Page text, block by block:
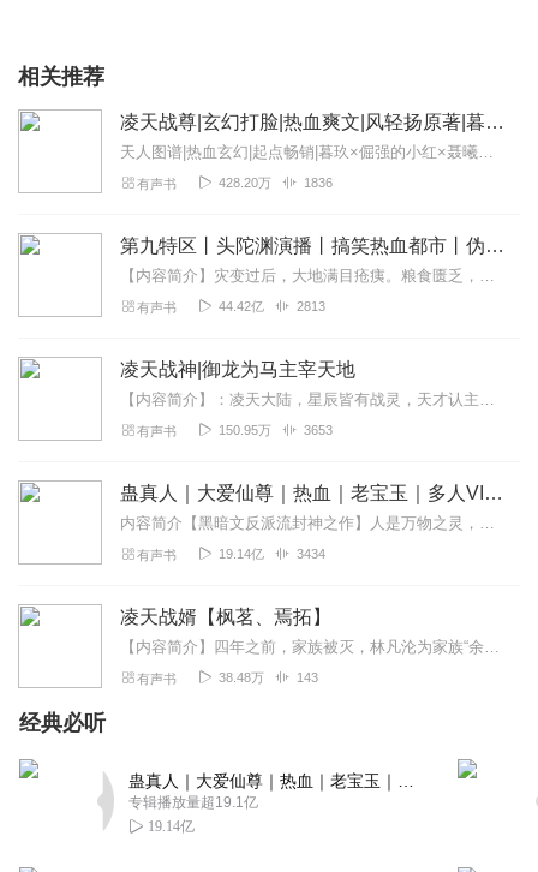
回复
eumed448mlau9o6jh90v
就是更新太慢 能不能快点
垃圾无脑小说该被批评
主播不错，就是文章内容剧情太垃圾了，同族只是欺负而已
他却把人废了还感觉自己是圣人，真是服了，性格暴虐无道
家，真是服了
2023-09-08 2
狗屁，有头无尾毫无结果，浪费我们时间
2024-05-21 2
网上都完结了，为什么不能及时更新呢？
2023-11-29 1
剑舞长天_
2026-03-09
相关推荐
凌天战尊|玄幻打脸|热血爽文|风轻扬原著|暮玖领衔多人有声剧
天人图谱|热血玄幻|起点畅销|暮玖×倔强的小红×聂曦映|会员免费|多人有声剧内容简介地球最强兵王魂穿异世，融轮回武帝记忆，修《九龙战尊诀》...
有声书 428.20万 1836
第九特区丨头陀渊演播丨搞笑热血都市丨伪戒丨VIP免费多人有声剧
【内容简介】灾变过后，大地满目疮痍。粮食匮乏，资源紧俏，局势混乱……一位从待规划区杀出来的青年，背对着漫天黄沙，孤身来到九区谋生，却不曾想偶然结识三五好友，一念...
有声书 44.42亿 2813
凌天战神|御龙为马主宰天地
【内容简介】：凌天大陆，星辰皆有战灵，天才认主，武道觉醒。强者一念，天地色变，弱者如蚁，血洒苍穹！更有传说，凌天之上，有龙翱翔。上古武帝庄子，九转涅槃后悟屠龙之...
有声书 150.95万 3653
蛊真人｜大爱仙尊｜热血｜老宝玉｜多人VIP免费有声剧
内容简介【黑暗文反派流封神之作】人是万物之灵，蛊是天地真精。一个穿越者不断重生的故事。一个养蛊、炼蛊、用蛊的奇特世界。配音组（男角色）老宝玉旁白...
有声书 19.14亿 3434
凌天战婿【枫茗、焉拓】
【内容简介】四年之前，家族被灭，林凡沦为家族“余孽”，机缘巧合成为上门女婿。为了复仇，他消失三年，浴血奋战，成为天下战神，傲世无双！战神归来，只为那个单纯、...
有声书 38.48万 143
经典必听
专辑播放量超19.1亿
19.14亿